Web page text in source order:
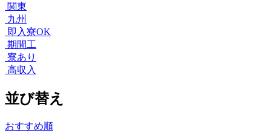
関東
九州
即入寮OK
期間工
寮あり
高収入
並び替え
おすすめ順